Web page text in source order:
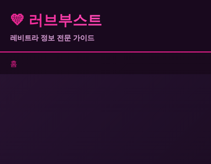
💛 러브부스트
레비트라 정보 전문 가이드
홈